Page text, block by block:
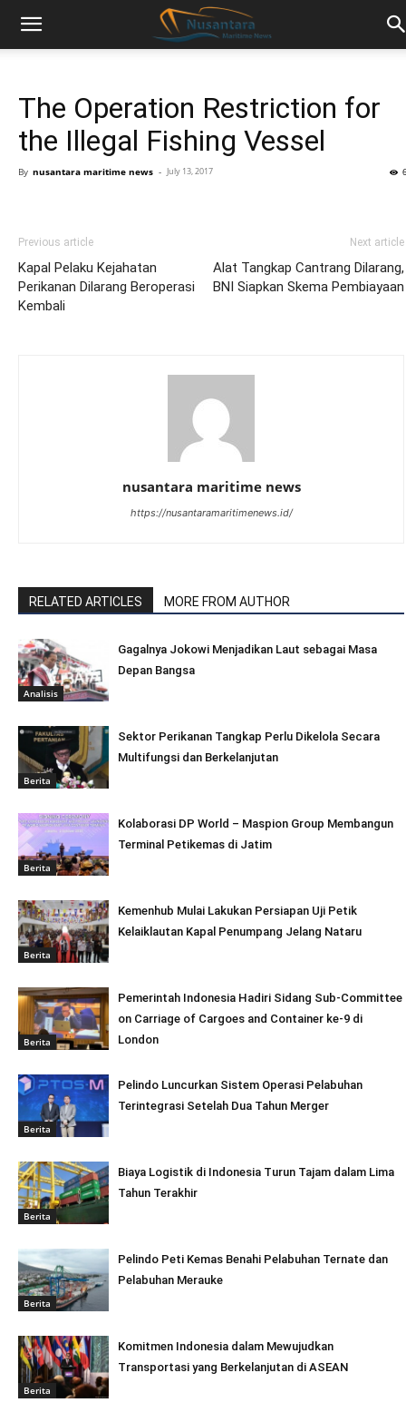
The Operation Restriction for
the Illegal Fishing Vessel
By nusantara maritime news - July 13, 2017
Previous article
Kapal Pelaku Kejahatan
Perikanan Dilarang Beroperasi
Kembali
Next article
Alat Tangkap Cantrang Dilarang,
BNI Siapkan Skema Pembiayaan
nusantara maritime news
https://nusantaramaritimenews.id/
RELATED ARTICLES MORE FROM AUTHOR
Analisis
Gagalnya Jokowi Menjadikan Laut sebagai Masa
Depan Bangsa
Berita
Sektor Perikanan Tangkap Perlu Dikelola Secara
Multifungsi dan Berkelanjutan
Berita
Kolaborasi DP World – Maspion Group Membangun
Terminal Petikemas di Jatim
Berita
Kemenhub Mulai Lakukan Persiapan Uji Petik
Kelaiklautan Kapal Penumpang Jelang Nataru
Berita
Pemerintah Indonesia Hadiri Sidang Sub-Committee
on Carriage of Cargoes and Container ke-9 di
London
Berita
Pelindo Luncurkan Sistem Operasi Pelabuhan
Terintegrasi Setelah Dua Tahun Merger
Berita
Biaya Logistik di Indonesia Turun Tajam dalam Lima
Tahun Terakhir
Berita
Pelindo Peti Kemas Benahi Pelabuhan Ternate dan
Pelabuhan Merauke
Berita
Komitmen Indonesia dalam Mewujudkan
Transportasi yang Berkelanjutan di ASEAN